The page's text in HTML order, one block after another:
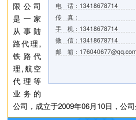
电 话：13418678714
传 真：
手 机：13418678714
微 信：13418678714
邮 箱：176040677@qq.com
限公司
是一家
从事陆
路代理,
铁路代
理,航空
代理等
业务的
公司，成立于2009年06月10日，公司